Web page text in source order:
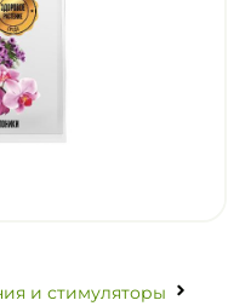
и стимуляторы